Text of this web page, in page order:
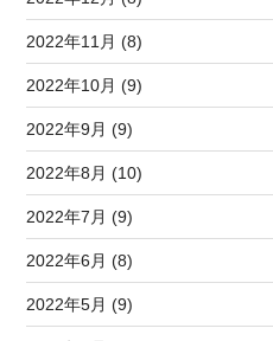
2022年11月 (8)
2022年10月 (9)
2022年9月 (9)
2022年8月 (10)
2022年7月 (9)
2022年6月 (8)
2022年5月 (9)